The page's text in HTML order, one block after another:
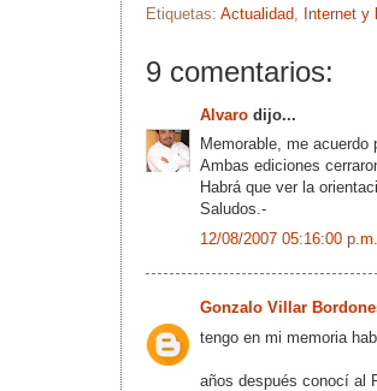
Etiquetas: Actualidad Internet y
9 comentarios:
Alvaro dijo...
Memorable, me
Ambas ediciones
Habrá que ver la
Saludos.-
12/08/2007 05:16:00 p.m.
Gonzalo Villar
tengo en mi memoria
años después conocí al